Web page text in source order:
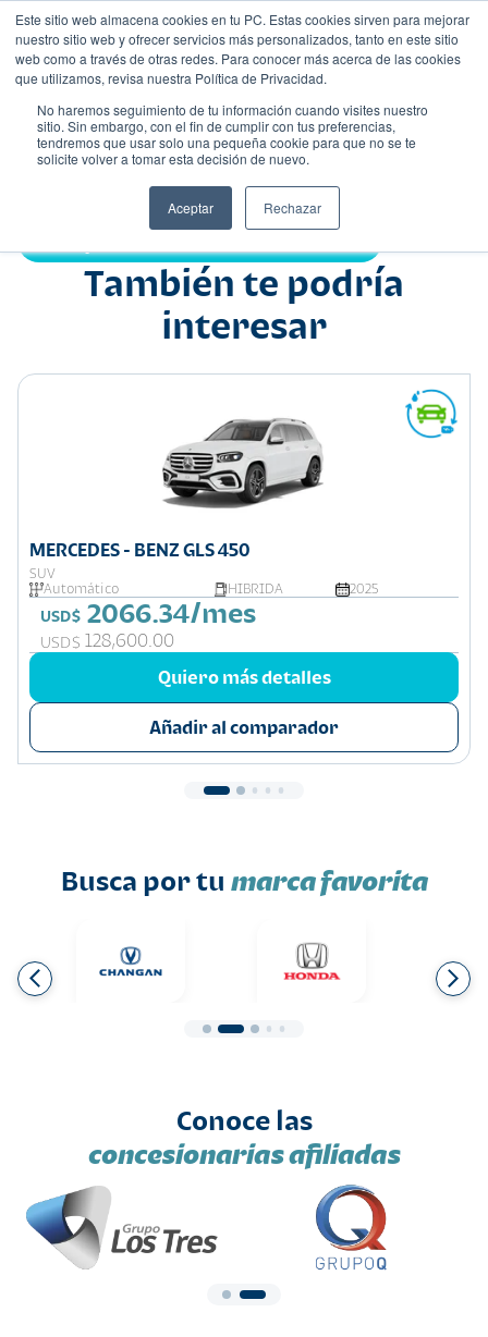
Este sitio web almacena cookies en tu PC. Estas cookies sirven para mejorar
nuestro sitio web y ofrecer servicios más personalizados, tanto en este sitio
web como a través de otras redes. Para conocer más acerca de las cookies
que utilizamos, revisa nuestra Política de Privacidad.
No haremos seguimiento de tu información cuando visites nuestro
sitio. Sin embargo, con el fin de cumplir con tus preferencias,
tendremos que usar solo una pequeña cookie para que no se te
solicite volver a tomar esta decisión de nuevo.
Aceptar Rechazar
Nombre
También te podría
interesar
MERCEDES - BENZ GLS 450
SUV
Automático
HIBRIDA 2025
USD$ 2066.34/mes
USD$ 128,600.00
Quiero más detalles
Añadir al comparador
Busca por tu marca favorita
Conoce las
concesionarias afiliadas